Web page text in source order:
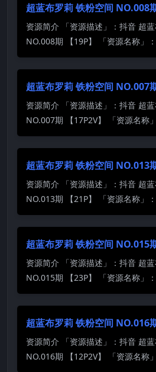
超蓝布罗莉 铁粉空间 NO.008
资源简介 「资源描述」：抖音 超
NO.008期 【19P】 「资源名称」
超蓝布罗莉 铁粉空间 NO.007
资源简介 「资源描述」：抖音 超
NO.007期 【17P2V】 「资源名称
超蓝布罗莉 铁粉空间 NO.013
资源简介 「资源描述」：抖音 超
NO.013期 【21P】 「资源名称」
超蓝布罗莉 铁粉空间 NO.015
资源简介 「资源描述」：抖音 超
NO.015期 【23P】 「资源名称」
超蓝布罗莉 铁粉空间 NO.016
资源简介 「资源描述」：抖音 超
NO.016期 【12P2V】 「资源名称